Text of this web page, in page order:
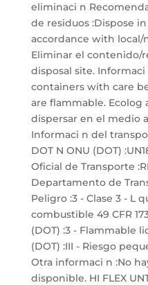
eliminaci n
de residuos :Dispose
accordance with local/
Eliminar el contenido/
disposal site.
containers with care
are flammable. Ecolog
dispersar en el medio
Informaci n del
DOT N ONU (DOT)
Oficial de Transporte
Departamento de
Peligro :3 - Clase 3 - L
combustible 49 CFR
(DOT) :3 - Flammable
(DOT) :III - Riesgo
Otra informaci n :No
disponible. HI FLEX